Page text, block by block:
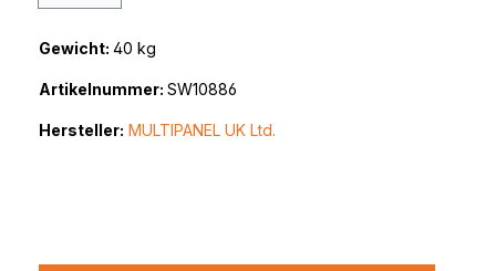
Gewicht: 40 kg
Artikelnummer: SW10886
Hersteller: MULTIPANEL UK Ltd.